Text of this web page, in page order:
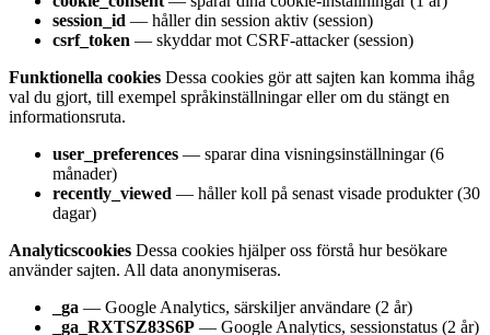
session_id — håller din session aktiv (session)
csrf_token — skyddar mot CSRF-attacker (session)
Funktionella cookies Dessa cookies gör att sajten kan komma ihåg
val du gjort, till exempel språkinställningar eller om du stängt en
informationsruta.
user_preferences — sparar dina visningsinställningar (6
månader)
recently_viewed — håller koll på senast visade produkter (30
dagar)
Analyticscookies Dessa cookies hjälper oss förstå hur besökare
använder sajten. All data anonymiseras.
_ga — Google Analytics, särskiljer användare (2 år)
_ga_RXTSZ83S6P — Google Analytics, sessionstatus (2 år)